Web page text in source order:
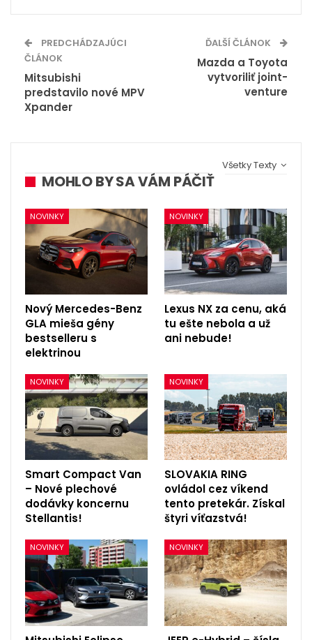
PREDCHÁDZAJÚCI
ČLÁNOK
Mitsubishi
predstavilo nové MPV
Xpander
ĎALŠÍ ČLÁNOK
Mazda a Toyota
vytvoriliť joint-
venture
Všetky Texty
MOHLO BY SA VÁM PÁČIŤ
NOVINKY
Nový Mercedes-Benz
GLA mieša gény
bestselleru s
elektrinou
NOVINKY
Lexus NX za cenu, aká
tu ešte nebola a už
ani nebude!
NOVINKY
Smart Compact Van
– Nové plechové
dodávky koncernu
Stellantis!
NOVINKY
SLOVAKIA RING
ovládol cez víkend
tento pretekár. Získal
štyri víťazstvá!
NOVINKY NOVINKY